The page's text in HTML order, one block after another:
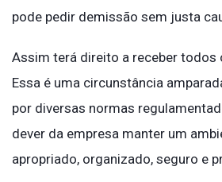
pode pedir demissão sem justa
Assim terá direito a receber todos
Essa é uma circunstância
por diversas normas
dever da empresa manter um
apropriado, organizado, seguro e